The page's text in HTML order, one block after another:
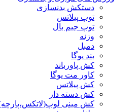
دستکش بدنسازی
توپ پیلاتس
توپ جیم بال
وزنه
دمبل
بند یوگا
کش پاورباند
کاور مت یوگا
کش پیلاتس
کش دسته دار
کش مینی